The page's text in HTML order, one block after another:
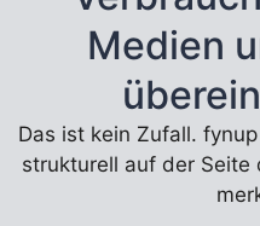
Medien
Das ist kein Zufall.
strukturell auf der Seite